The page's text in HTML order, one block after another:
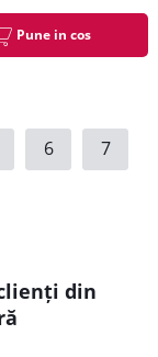
Pune in cos
6 7
din